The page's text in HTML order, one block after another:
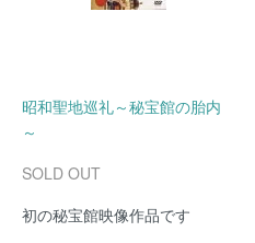
昭和聖地巡礼～秘宝館の胎内
～
SOLD OUT
初の秘宝館映像作品です